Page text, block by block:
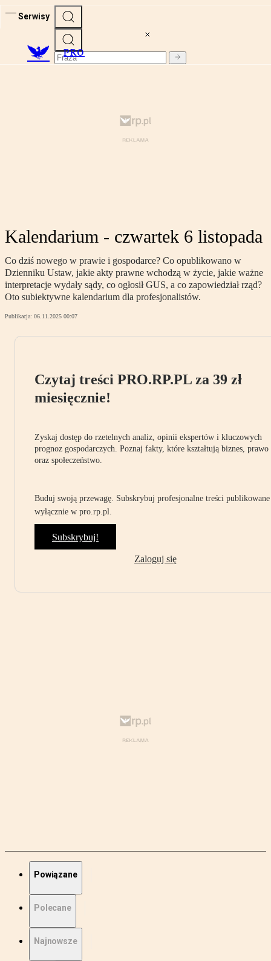
Serwisy
PRO
Kalendarium - czwartek 6 listopada
Co dziś nowego w prawie i gospodarce? Co opublikowano w
Dzienniku Ustaw, jakie akty prawne wchodzą w życie, jakie ważne
interpretacje wydały sądy, co ogłosił GUS, a co zapowiedział rząd?
Oto subiektywne kalendarium dla profesjonalistów.
Publikacja: 06.11.2025 00:07
Czytaj treści PRO.RP.PL za 39 zł
miesięcznie!
Zyskaj dostęp do rzetelnych analiz, opinii ekspertów i kluczowych
prognoz gospodarczych. Poznaj fakty, które kształtują biznes, prawo
oraz społeczeństwo.
Buduj swoją przewagę. Subskrybuj profesjonalne treści publikowane
wyłącznie w pro.rp.pl.
Subskrybuj!
Zaloguj się
Powiązane
Polecane
Najnowsze